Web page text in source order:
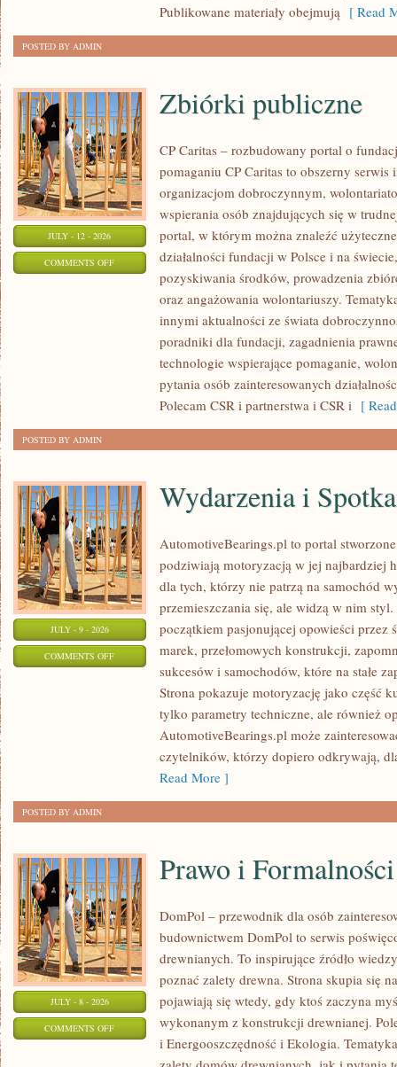
Publikowane materiały obejmują [ Read
POSTED BY ADMIN
JULY - 12 - 2026
COMMENTS OFFON
PUBLICZNE
Zbiórki publiczne
CP Caritas – rozbudowany portal o
pomaganiu CP Caritas to obszerny
organizacjom dobroczynnym,
wspierania osób znajdujących się w
portal, w którym można znaleźć
działalności fundacji w Polsce i na
pozyskiwania środków, prowadzenia
oraz angażowania wolontariuszy.
innymi aktualności ze świata
poradniki dla fundacji, zagadnienia
technologie wspierające pomaganie,
pytania osób zainteresowanych
Polecam CSR i partnerstwa i CSR i [
POSTED BY ADMIN
JULY - 9 - 2026
COMMENTS OFFON
WYDARZENIA
SPOTKANIA
KLASYKÓW
Wydarzenia i
AutomotiveBearings.pl to portal
podziwiają motoryzacją w jej najbardziej
dla tych, którzy nie patrzą na samochód
przemieszczania się, ale widzą w nim
początkiem pasjonującej opowieści przez
marek, przełomowych konstrukcji,
sukcesów i samochodów, które na stałe
Strona pokazuje motoryzację jako część
tylko parametry techniczne, ale również
AutomotiveBearings.pl może
czytelników, którzy dopiero odkrywają,
Read More ]
POSTED BY ADMIN
JULY - 8 - 2026
COMMENTS OFFON
Prawo i Formalności
DomPol – przewodnik dla osób
budownictwem DomPol to serwis
drewnianych. To inspirujące źródło
poznać zalety drewna. Strona skupia się
pojawiają się wtedy, gdy ktoś zaczyna
wykonanym z konstrukcji drewnianej.
i Energooszczędność i Ekologia.